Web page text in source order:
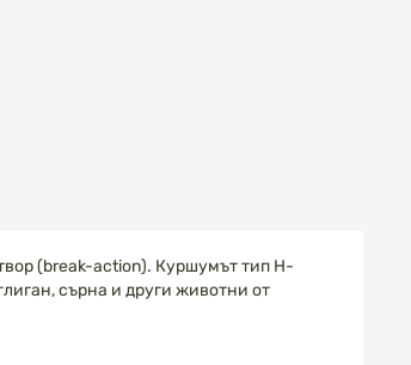
(break-action). Куршумът тип H-
сърна и други животни от